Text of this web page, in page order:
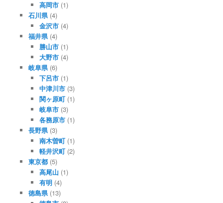
高岡市 (1)
石川県(4)
金沢市 (4)
福井県(4)
勝山市 (1)
大野市 (4)
岐阜県(6)
下呂市 (1)
中津川市 (3)
関ヶ原町 (1)
岐阜市 (3)
各務原市 (1)
長野県(3)
南木曽町 (1)
軽井沢町 (2)
東京都(5)
高尾山 (1)
有明 (4)
徳島県(13)